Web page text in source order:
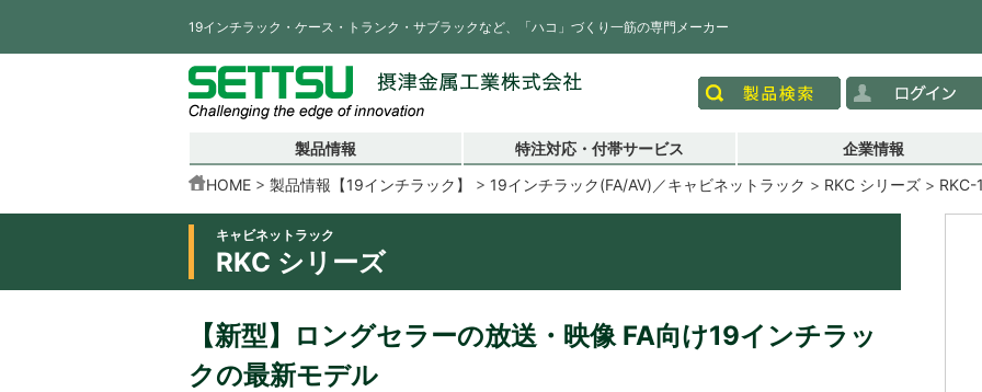
19インチラック・ケース・トランク・サブラックなど、「ハコ」づくり一筋の専門メーカー
製品情報 特注対応・付帯サービス 企業情報
HOME 製品情報【19インチラック】 19インチラック(FA/AV)／キャビネットラック RKC シリーズ
キャビネットラック
RKC シリーズ
【新型】ロングセラーの放送・映像 FA向け19インチラッ
クの最新モデル